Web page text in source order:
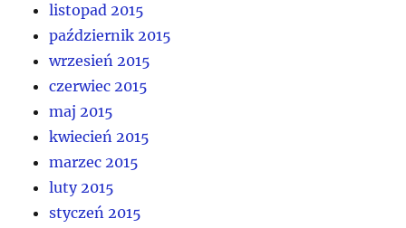
listopad 2015
październik 2015
wrzesień 2015
czerwiec 2015
maj 2015
kwiecień 2015
marzec 2015
luty 2015
styczeń 2015